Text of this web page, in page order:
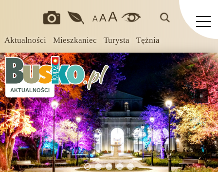
Aktualności Mieszkaniec Turysta Tężnia
A AA
AKTUALNOŚCI